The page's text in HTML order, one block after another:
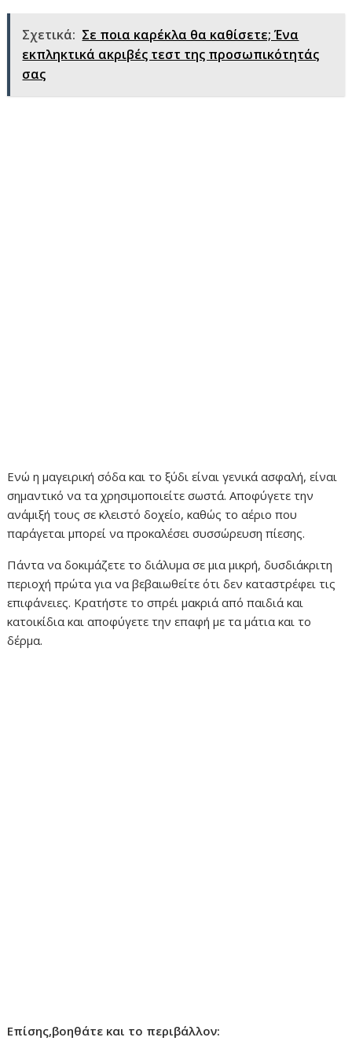
Σχετικά: Σε ποια καρέκλα θα καθίσετε; Ένα
εκπληκτικά ακριβές τεστ της προσωπικότητάς
σας
Ενώ η μαγειρική σόδα και το ξύδι είναι γενικά ασφαλή, είναι
σημαντικό να τα χρησιμοποιείτε σωστά. Αποφύγετε την
ανάμιξή τους σε κλειστό δοχείο, καθώς το αέριο που
παράγεται μπορεί να προκαλέσει συσσώρευση πίεσης.
Πάντα να δοκιμάζετε το διάλυμα σε μια μικρή, δυσδιάκριτη
περιοχή πρώτα για να βεβαιωθείτε ότι δεν καταστρέφει τις
επιφάνειες. Κρατήστε το σπρέι μακριά από παιδιά και
κατοικίδια και αποφύγετε την επαφή με τα μάτια και το
δέρμα.
Επίσης,βοηθάτε και το περιβάλλον: